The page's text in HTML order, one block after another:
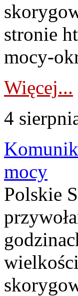
stronie
mocy-
Więcej...
4
mocy
Polskie